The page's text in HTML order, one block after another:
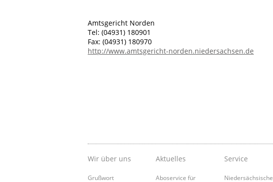
Amtsgericht Norden
Tel: (04931) 180901
Fax: (04931) 180970
http://www.amtsgericht-norden.niedersachsen.de
Wir über uns
Grußwort
Aktuelles
Aboservice für
Service
Niedersächsische